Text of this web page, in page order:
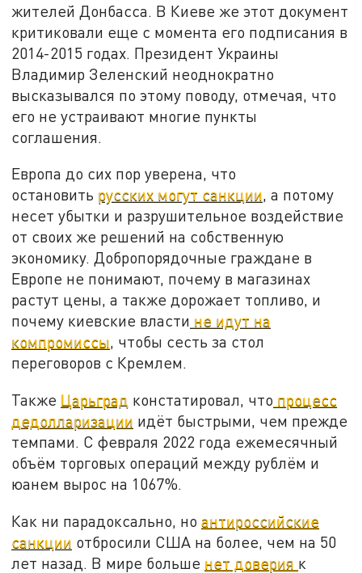
жителей Донбасса. В Киеве же этот документ
критиковали еще с момента его подписания в
2014-2015 годах. Президент Украины
Владимир Зеленский неоднократно
высказывался по этому поводу, отмечая, что
его не устраивают многие пункты
соглашения.
Европа до сих пор уверена, что
остановить русских могут санкции, а потому
несет убытки и разрушительное воздействие
от своих же решений на собственную
экономику. Добропорядочные граждане в
Европе не понимают, почему в магазинах
растут цены, а также дорожает топливо, и
почему киевские власти не идут на
компромиссы, чтобы сесть за стол
переговоров с Кремлем.
Также Царьград констатировал, что процесс
дедолларизации идёт быстрыми, чем прежде
темпами. С февраля 2022 года ежемесячный
объём торговых операций между рублём и
юанем вырос на 1067%.
Как ни парадоксально, ноантироссийские
санкции отбросили США на более, чем на 50
лет назад. В мире больше нет доверия к